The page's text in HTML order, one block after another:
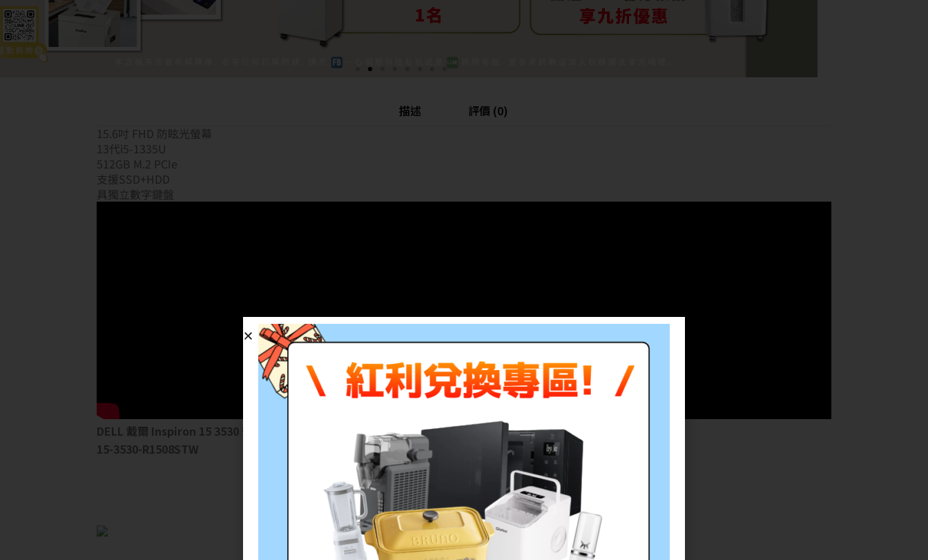
描述
評價 (0)
15.6吋 FHD 防眩光螢幕
13代i5-1335U
512GB M.2 PCIe
支援SSD+HDD
具獨立數字鍵盤
DELL 戴爾 Inspiron 15 3530 筆記型電腦 (Inspiron)i5-1335U/8G/512G/Win11
15-3530-R1508STW